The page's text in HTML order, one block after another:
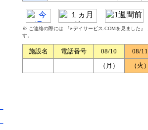
※ ご連絡の際には 『e-デイサービス.COMを見ました
す。
施設名 電話番号 08/10
08/11
（月）
（火